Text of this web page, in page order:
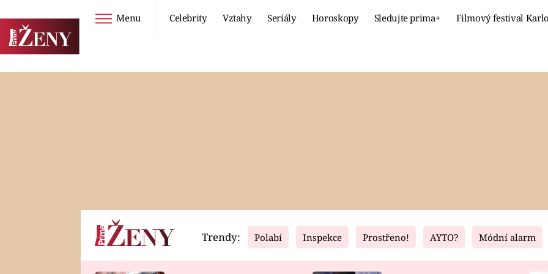
Menu Celebrity Vztahy Seriály Horoskopy Sledujte prima+ Filmový festival
Horoskopy Video Fresh Living
Trendy: Polabí Inspekce Prostřeno! AYTO? Módní alarm